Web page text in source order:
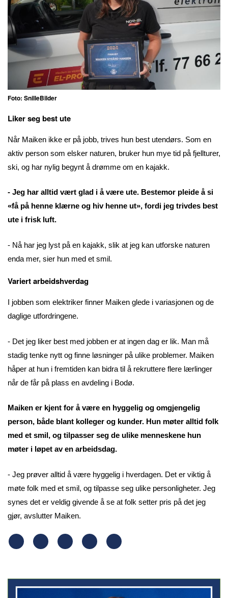
Foto: SnilleBilder
Liker seg best ute
Når Maiken ikke er på jobb, trives hun best utendørs. Som en
aktiv person som elsker naturen, bruker hun mye tid på fjellturer,
ski, og har nylig begynt å drømme om en kajakk.
- Jeg har alltid vært glad i å være ute. Bestemor pleide å si
«få på henne klærne og hiv henne ut», fordi jeg trivdes best
ute i frisk luft.
- Nå har jeg lyst på en kajakk, slik at jeg kan utforske naturen
enda mer, sier hun med et smil.
Variert arbeidshverdag
I jobben som elektriker finner Maiken glede i variasjonen og de
daglige utfordringene.
- Det jeg liker best med jobben er at ingen dag er lik. Man må
stadig tenke nytt og finne løsninger på ulike problemer. Maiken
håper at hun i fremtiden kan bidra til å rekruttere flere lærlinger
når de får på plass en avdeling i Bodø.
Maiken er kjent for å være en hyggelig og omgjengelig
person, både blant kolleger og kunder. Hun møter alltid folk
med et smil, og tilpasser seg de ulike menneskene hun
møter i løpet av en arbeidsdag.
- Jeg prøver alltid å være hyggelig i hverdagen. Det er viktig å
møte folk med et smil, og tilpasse seg ulike personligheter. Jeg
synes det er veldig givende å se at folk setter pris på det jeg
gjør, avslutter Maiken.